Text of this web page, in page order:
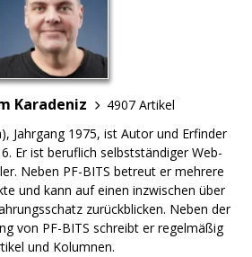
Karadeniz
4907 Artikel
Jahrgang 1975, ist Autor und Erfinder
Er ist beruflich selbstständiger Web-
Neben PF-BITS betreut er mehrere
und kann auf einen inzwischen über
zurückblicken. Neben der
von PF-BITS schreibt er regelmäßig
und Kolumnen.